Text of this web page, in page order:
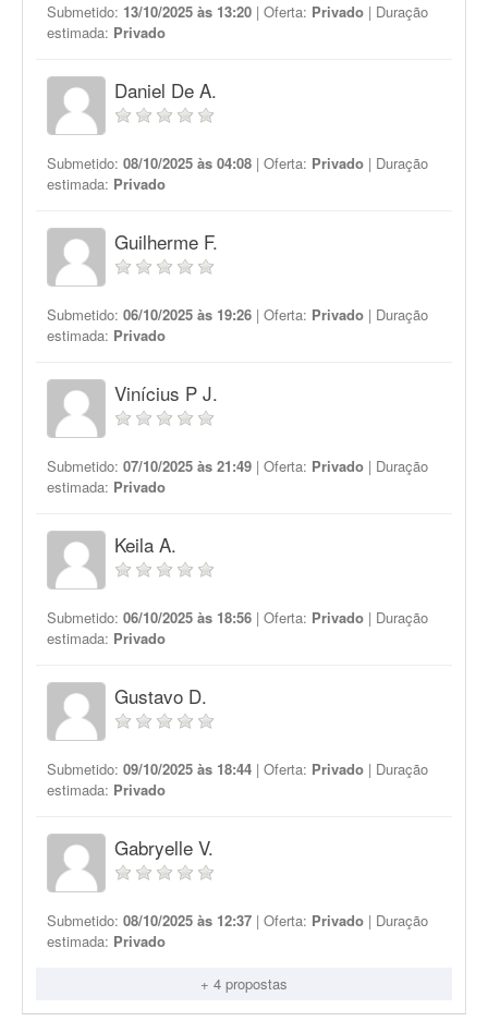
Submetido: 13/10/2025 às 13:20 | Oferta: Privado | Duração
estimada: Privado
Daniel De A.
Submetido: 08/10/2025 às 04:08 | Oferta: Privado | Duração
estimada: Privado
Guilherme F.
Submetido: 06/10/2025 às 19:26 | Oferta: Privado | Duração
estimada: Privado
Vinícius P J.
Submetido: 07/10/2025 às 21:49 | Oferta: Privado | Duração
estimada: Privado
Keila A.
Submetido: 06/10/2025 às 18:56 | Oferta: Privado | Duração
estimada: Privado
Gustavo D.
Submetido: 09/10/2025 às 18:44 | Oferta: Privado | Duração
estimada: Privado
Gabryelle V.
Submetido: 08/10/2025 às 12:37 | Oferta: Privado | Duração
estimada: Privado
+ 4 propostas